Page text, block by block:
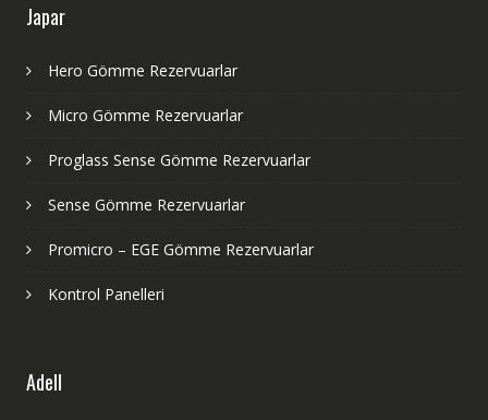
Japar
Hero Gömme Rezervuarlar
Micro Gömme Rezervuarlar
Proglass Sense Gömme Rezervuarlar
Sense Gömme Rezervuarlar
Promicro – EGE Gömme Rezervuarlar
Kontrol Panelleri
Adell